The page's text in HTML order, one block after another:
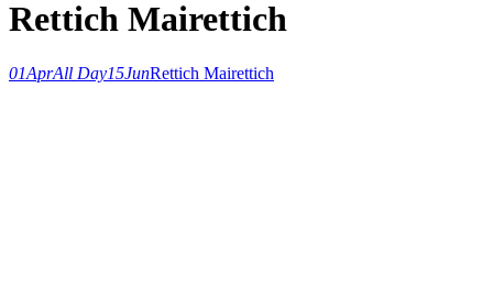
Rettich Mairettich
01AprAll Day15JunRettich Mairettich